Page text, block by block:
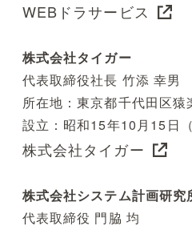
WEBドラサービス
株式会社タイガー
代表取締役社長 竹添 幸男
所在地：東京都千代田区猿
設立：昭和15年10月15日
株式会社タイガー
株式会社システム計画研究
代表取締役 門脇 均